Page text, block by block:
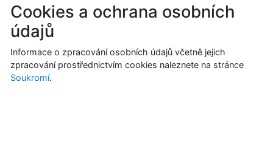
Cookies a ochrana osobních
údajů
Informace o zpracování osobních údajů včetně jejich
zpracování prostřednictvím cookies naleznete na stránce
Soukromí.